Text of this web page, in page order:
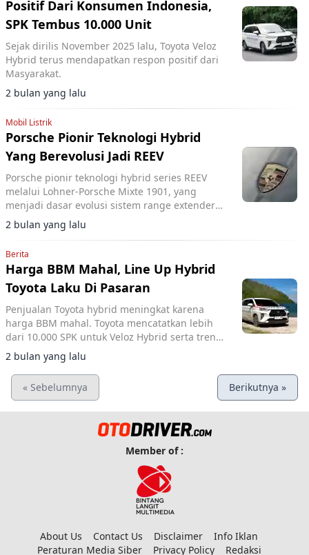
Positif Dari Konsumen Indonesia,
SPK Tembus 10.000 Unit
Sejak dirilis November 2025 lalu, Toyota Veloz
Hybrid terus mendapatkan respon positif dari
Masyarakat.
2 bulan yang lalu
Mobil Listrik
Porsche Pionir Teknologi Hybrid
Yang Berevolusi Jadi REEV
Porsche pionir teknologi hybrid series REEV
melalui Lohner-Porsche Mixte 1901, yang
menjadi dasar evolusi sistem range extender
modern seperti Chevrolet Volt dan Nissan e-
Power.
2 bulan yang lalu
Berita
Harga BBM Mahal, Line Up Hybrid
Toyota Laku Di Pasaran
Penjualan Toyota hybrid meningkat karena
harga BBM mahal. Toyota mencatatkan lebih
dari 10.000 SPK untuk Veloz Hybrid serta tren
kenaikan pada model Zenix Hybrid di tengah
kenaikan harga bahan bakar.
2 bulan yang lalu
« Sebelumnya Berikutnya »
Member of :
About Us Contact Us Disclaimer
Info Iklan
Peraturan Media Siber
Privacy Policy Redaksi